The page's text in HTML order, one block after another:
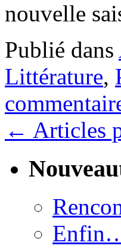
nouvelle
Publié dans
Littérature,
← Articles